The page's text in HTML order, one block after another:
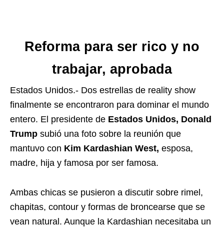
Reforma para ser rico y no
trabajar, aprobada
Estados Unidos.- Dos estrellas de reality show
finalmente se encontraron para dominar el mundo
entero. El presidente de Estados Unidos, Donald
Trump subió una foto sobre la reunión que
mantuvo con Kim Kardashian West, esposa,
madre, hija y famosa por ser famosa.
Ambas chicas se pusieron a discutir sobre rimel,
chapitas, contour y formas de broncearse que se
vean natural. Aunque la Kardashian necesitaba un